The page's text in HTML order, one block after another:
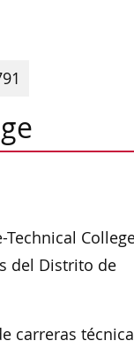
Technical
del Distrito de
carreras